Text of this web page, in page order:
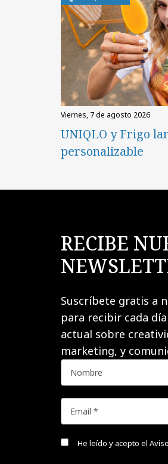
viernes, 7 de agosto 2026
UNIQLO y Frigo
personalizable
RECIBE
Suscríbete gratis a
para recibir cada
actual sobre
marketing, y
He leído y acepto el